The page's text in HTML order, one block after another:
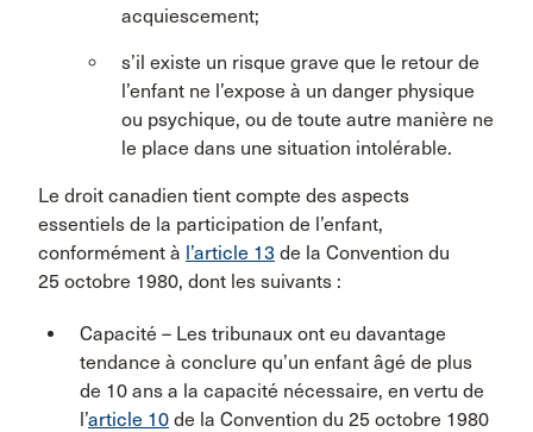
acquiescement;
s’il existe un risque grave que le retour de
l’enfant ne l’expose à un danger physique
ou psychique, ou de toute autre manière ne
le place dans une situation intolérable.
Le droit canadien tient compte des aspects
essentiels de la participation de l’enfant,
conformément à l’article 13 de la Convention du
25 octobre 1980, dont les suivants :
Capacité – Les tribunaux ont eu davantage
tendance à conclure qu’un enfant âgé de plus
de 10 ans a la capacité nécessaire, en vertu de
l’article 10 de la Convention du 25 octobre 1980